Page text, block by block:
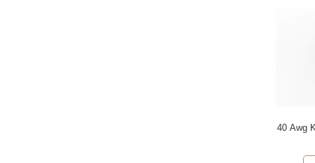
40 Awg